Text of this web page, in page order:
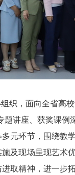
织，面向全省高
题讲座、获奖课
元环节，围绕教
及现场呈现艺术
取精神，进一步